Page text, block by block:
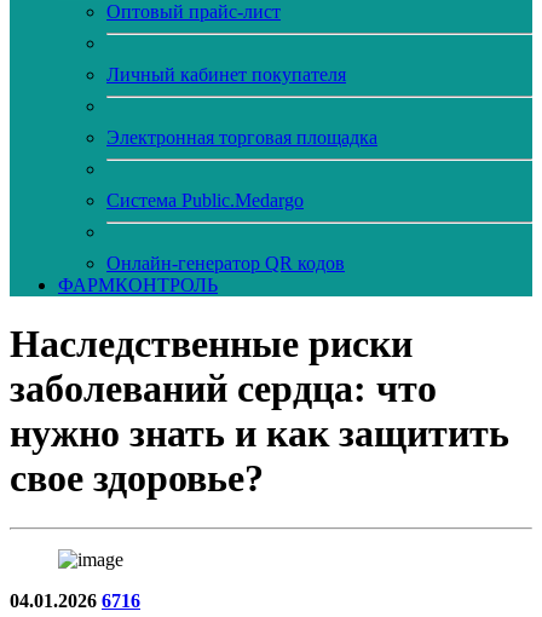
Оптовый прайс-лист
Личный кабинет покупателя
Электронная торговая площадка
Система Public.Medargo
Онлайн-генератор QR кодов
ФАРМКОНТРОЛЬ
Наследственные риски
заболеваний сердца: что
нужно знать и как защитить
свое здоровье?
04.01.2026 6716